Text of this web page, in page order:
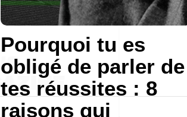
Pourquoi tu es
obligé de parler de
tes réussites : 8
raisons qui